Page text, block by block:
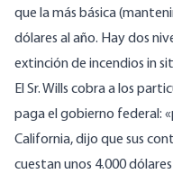
que la más básica
dólares al año. Hay dos
extinción de incendios in
El Sr. Wills cobra a los
paga el gobierno federal:
California, dijo que sus
cuestan unos 4.000 dólares